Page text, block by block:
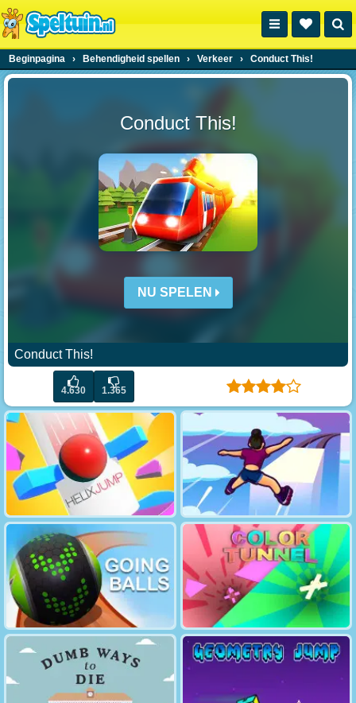
Beginpagina › Behendigheid spellen › Verkeer › Conduct This!
Conduct This!
NU SPELEN
Conduct This!
4.630 1.365